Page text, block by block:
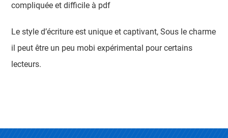
compliquée et difficile à pdf
Le style d’écriture est unique et captivant, Sous le charme
il peut être un peu mobi expérimental pour certains
lecteurs.